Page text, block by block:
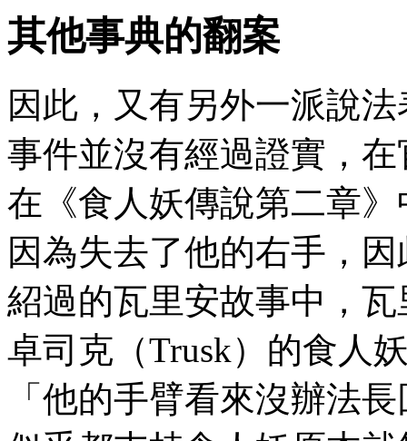
其他事典的翻案
因此，又有另外一派說
事件並沒有經過證實，
在《食人妖傳說第二章
因為失去了他的右手，
紹過的瓦里安故事中，
卓司克（Trusk）的食人
「他的手臂看來沒辦法